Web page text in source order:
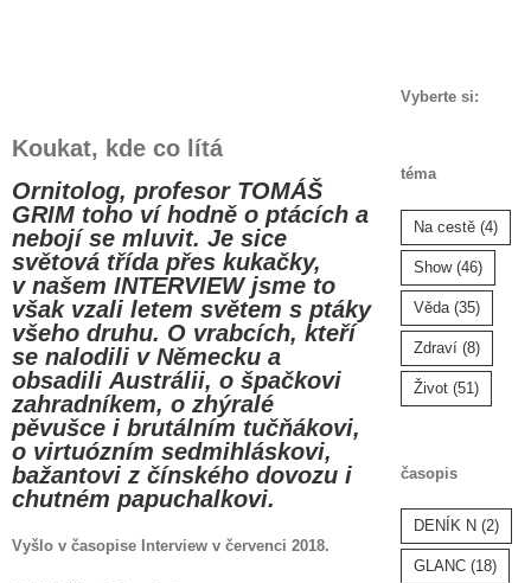
Koukat, kde co lítá
Ornitolog, profesor TOMÁŠ
GRIM toho ví hodně o ptácích a
nebojí se mluvit. Je sice
světová třída přes kukačky,
v našem INTERVIEW jsme to
však vzali letem světem s ptáky
všeho druhu. O vrabcích, kteří
se nalodili v Německu a
obsadili Austrálii, o špačkovi
zahradníkem, o zhýralé
pěvušce i brutálním tučňákovi,
o virtuózním sedmihláskovi,
bažantovi z čínského dovozu i
chutném papuchalkovi.
Vyšlo v časopise Interview v červenci 2018.
Vyberte si:
téma
Na cestě(4)
Show(46)
Věda(35)
Zdraví(8)
Život(51)
časopis
DENÍK N (2)
GLANC(18)